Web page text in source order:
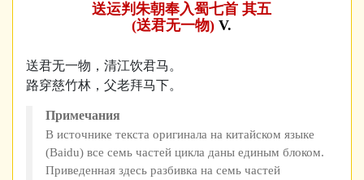
送运判朱朝奉入蜀七首 其五
(送君无一物) V.
送君无一物，清江饮君马。
路穿慈竹林，父老拜马下。
Примечания
В источнике текста оригинала на китайском языке
(Baidu) все семь частей цикла даны единым блоком.
Приведенная здесь разбивка на семь частей